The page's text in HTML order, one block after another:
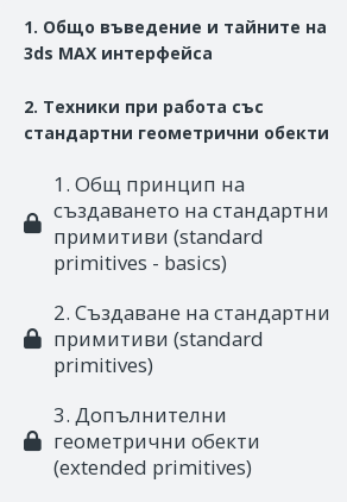
1. Общо въведение и тайните на
3ds MAX интерфейса
2. Техники при работа със
стандартни геометрични обекти
1. Общ принцип на
създаването на стандартни
примитиви (standard
primitives - basics)
2. Създаване на стандартни
примитиви (standard
primitives)
3. Допълнителни
геометрични обекти
(extended primitives)